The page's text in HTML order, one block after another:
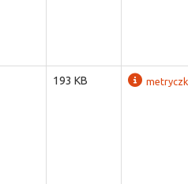
193 KB